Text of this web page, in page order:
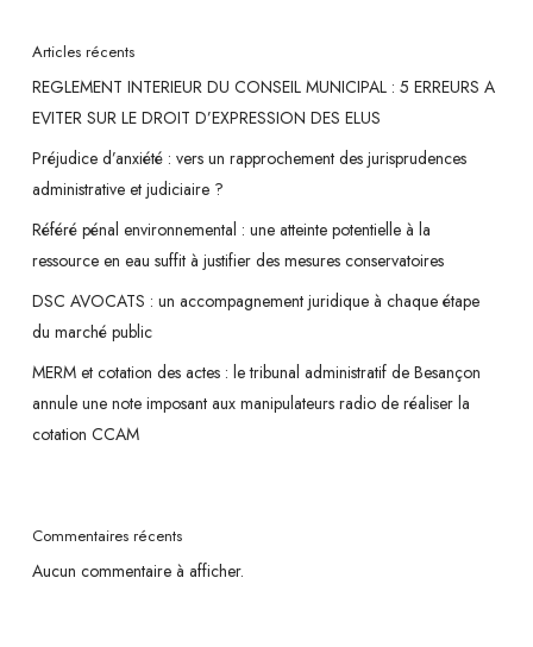
Articles récents
REGLEMENT INTERIEUR DU CONSEIL MUNICIPAL : 5 ERREURS A
EVITER SUR LE DROIT D’EXPRESSION DES ELUS
Préjudice d’anxiété : vers un rapprochement des jurisprudences
administrative et judiciaire ?
Référé pénal environnemental : une atteinte potentielle à la
ressource en eau suffit à justifier des mesures conservatoires
DSC AVOCATS : un accompagnement juridique à chaque étape
du marché public
MERM et cotation des actes : le tribunal administratif de Besançon
annule une note imposant aux manipulateurs radio de réaliser la
cotation CCAM
Commentaires récents
Aucun commentaire à afficher.